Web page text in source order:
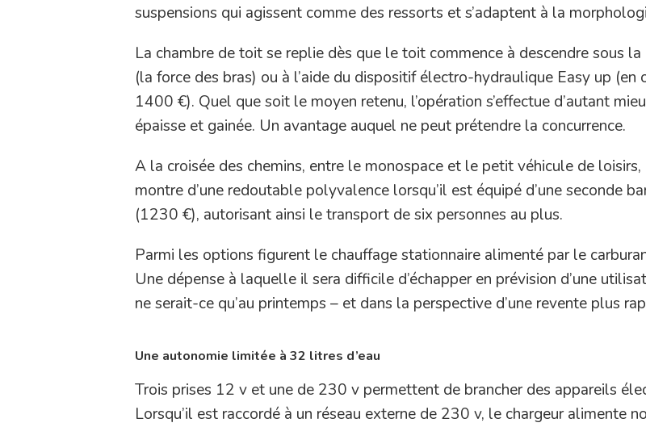
suspensions qui agissent comme des ressorts et s’adaptent à la
La chambre de toit se replie dès que le toit commence à descendre sous la
(la force des bras) ou à l’aide du dispositif électro-hydraulique Easy up (en
1400 €). Quel que soit le moyen retenu, l’opération s’effectue d’autant
épaisse et gainée. Un avantage auquel ne peut prétendre la concurrence.
A la croisée des chemins, entre le monospace et le petit véhicule de
montre d’une redoutable polyvalence lorsqu’il est équipé d’une seconde
(1230 €), autorisant ainsi le transport de six personnes au plus.
Parmi les options figurent le chauffage stationnaire alimenté par le
Une dépense à laquelle il sera difficile d’échapper en prévision d’une
ne serait-ce qu’au printemps – et dans la perspective d’une revente plus
Une autonomie limitée à 32 litres d’eau
Trois prises 12 v et une de 230 v permettent de brancher des appareils
Lorsqu’il est raccordé à un réseau externe de 230 v, le chargeur alimente